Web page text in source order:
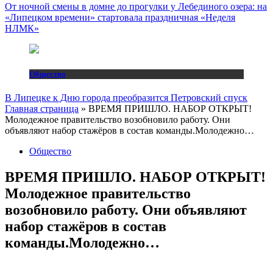
От ночной смены в домне до прогулки у Лебединого озера: на
«Липецком времени» стартовала праздничная «Неделя
НЛМК»
Общество
В Липецке к Дню города преобразится Петровский спуск
Главная страница » ВРЕМЯ ПРИШЛО. НАБОР ОТКРЫТ!
Молодежное правительство возобновило работу. Они
объявляют набор стажёров в состав команды.Молодежно…
Общество
ВРЕМЯ ПРИШЛО. НАБОР ОТКРЫТ!
Молодежное правительство
возобновило работу. Они объявляют
набор стажёров в состав
команды.Молодежно…